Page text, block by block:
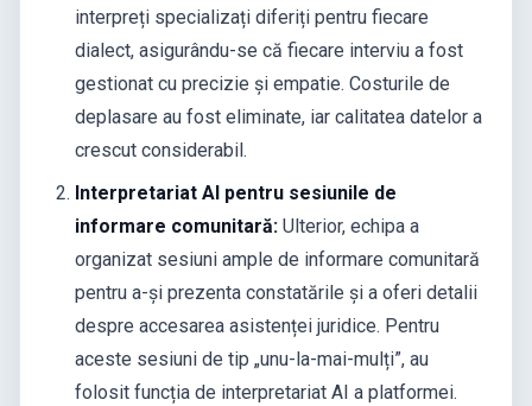
interpreți specializați diferiți pentru fiecare
dialect, asigurându-se că fiecare interviu a fost
gestionat cu precizie și empatie. Costurile de
deplasare au fost eliminate, iar calitatea datelor a
crescut considerabil.
Interpretariat AI pentru sesiunile de
informare comunitară: Ulterior, echipa a
organizat sesiuni ample de informare comunitară
pentru a-și prezenta constatările și a oferi detalii
despre accesarea asistenței juridice. Pentru
aceste sesiuni de tip „unu-la-mai-mulți”, au
folosit funcția de interpretariat AI a platformei.